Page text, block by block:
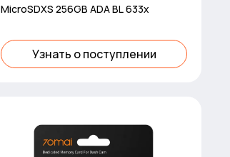
MicroSDXS 256GB ADA BL 633x
Узнать о поступлении